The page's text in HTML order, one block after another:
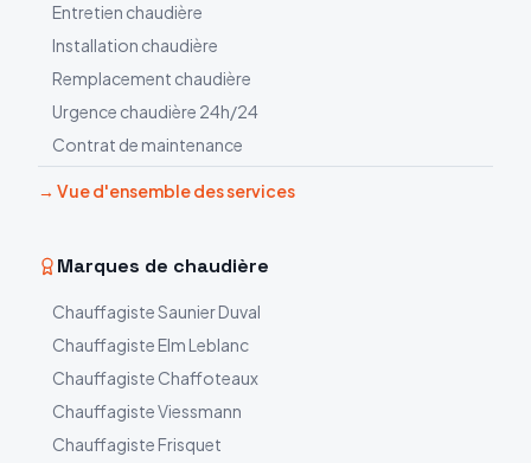
Entretien chaudière
Installation chaudière
Remplacement chaudière
Urgence chaudière 24h/24
Contrat de maintenance
→ Vue d'ensemble des services
Marques de chaudière
ChauffagisteSaunier Duval
Chauffagiste Elm Leblanc
Chauffagiste Chaffoteaux
ChauffagisteViessmann
Chauffagiste Frisquet